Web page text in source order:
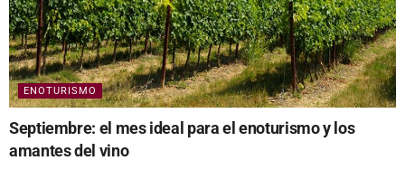
ENOTURISMO
Septiembre: el mes ideal para el enoturismo y los
amantes del vino